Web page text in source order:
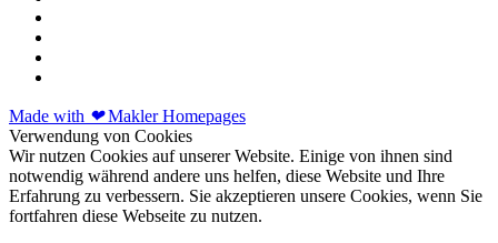
Made with ❤Makler Homepages
Verwendung von Cookies
Wir nutzen Cookies auf unserer Website. Einige von ihnen sind
notwendig während andere uns helfen, diese Website und Ihre
Erfahrung zu verbessern. Sie akzeptieren unsere Cookies, wenn Sie
fortfahren diese Webseite zu nutzen.